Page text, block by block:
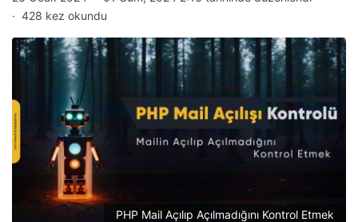
428 kez okundu
PHP Mail Açılıp Açılmadığını Kontrol Etmek